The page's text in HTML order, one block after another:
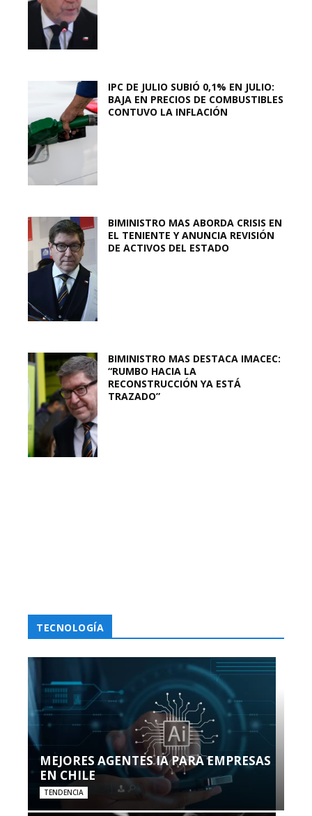
IPC DE JULIO SUBIÓ 0,1% EN JULIO:
BAJA EN PRECIOS DE COMBUSTIBLES
CONTUVO LA INFLACIÓN
BIMINISTRO MAS ABORDA CRISIS EN
EL TENIENTE Y ANUNCIA REVISIÓN
DE ACTIVOS DEL ESTADO
BIMINISTRO MAS DESTACA IMACEC:
“RUMBO HACIA LA
RECONSTRUCCIÓN YA ESTÁ
TRAZADO”
TECNOLOGÍA
MEJORES AGENTES IA PARA EMPRESAS
EN CHILE
TENDENCIA